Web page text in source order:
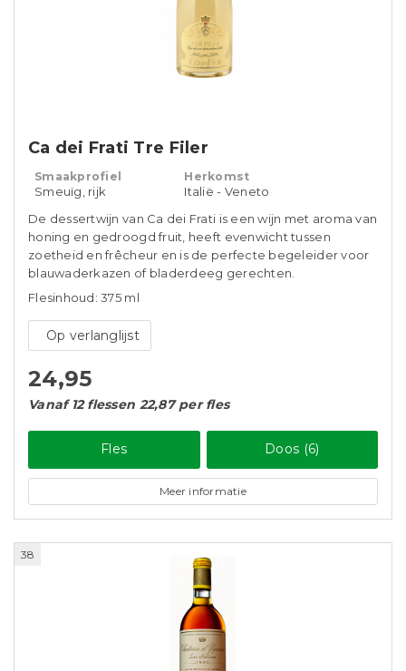
Ca dei Frati Tre Filer
Smaakprofiel
Smeuïg, rijk
Herkomst
Italië - Veneto
De dessertwijn van Ca dei Frati is een wijn met aroma van
honing en gedroogd fruit, heeft evenwicht tussen
zoetheid en frêcheur en is de perfecte begeleider voor
blauwaderkazen of bladerdeeg gerechten.
Flesinhoud: 375 ml
Op verlanglijst
24,95
Vanaf 12 flessen 22,87 per fles
Fles Doos (6)
Meer informatie
38